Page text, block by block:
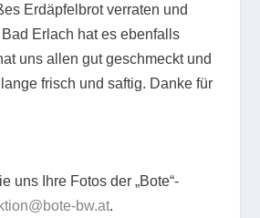
Erdäpfelbrot verraten und
Erlach hat es ebenfalls
uns allen gut geschmeckt und
frisch und saftig. Danke für
uns Ihre Fotos der „Bote“-
bw.at.